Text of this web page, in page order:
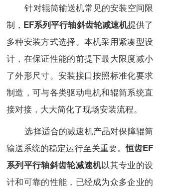
针对辊筒输送机常见的安装空间限
制， EF系列平行轴斜齿轮减速机提供了
多种安装方式选择。本机采用紧凑型设
计，在保证性能的前提下最大限度减小
了外形尺寸。安装接口按照标准化要求
制造，可与各类驱动电机和辊筒系统直
接对接，大大简化了现场安装流程。
选择适合的减速机产品对保障辊筒
输送系统的稳定运行至关重要。恒齿EF
系列平行轴斜齿轮减速机以其专业的设
计和可靠的性能，已经成为众多企业的